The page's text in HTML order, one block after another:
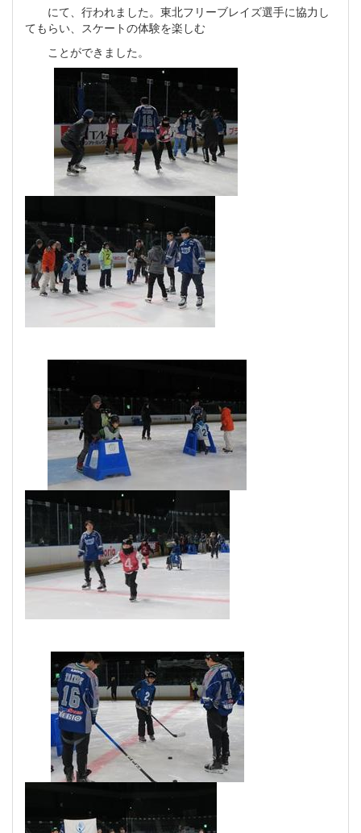
にて、行われました。東北フリーブレイズ選手に協力し
てもらい、スケートの体験を楽しむ
ことができました。